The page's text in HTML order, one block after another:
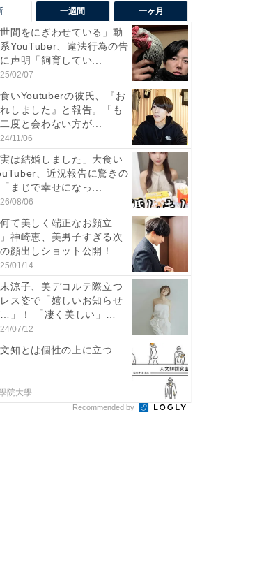
一週間 一ヶ月
世間をにぎわせている」動
YouTuber、違法行為の告
声明「飼育してい...
02/07
いYoutuberの彼氏、『お
しました』と報告。「も
度と会わない方が...
11/06
実は結婚しました」大食い
、近況報告に驚きの
まじで幸せになっ...
08/06
何て美しく端正なお顔立
神崎恵、美男子すぎる次
顔出しショット公開！
...
01/14
涼子、美デコルテ際立つ
レス姿で「嬉しいお知らせ
」！ 「凄く美しい」
...
07/12
文知とは個性の上に立つ
院大學
Recommended by